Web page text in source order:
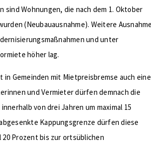
sind Wohnungen, die nach dem 1. Oktober
(Neubauausnahme). Weitere
und unter
höher lag.
in Gemeinden mit Mietpreisbremse auch eine
und Vermieter dürfen demnach die
von drei Jahren um maximal 15
Kappungsgrenze dürfen diese
Prozent bis zur ortsüblichen